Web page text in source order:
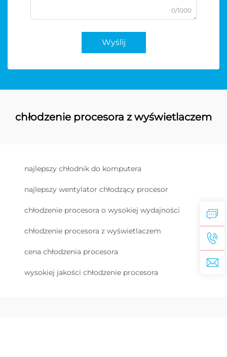
0/1000
Wyślij
chłodzenie procesora z wyświetlaczem
najlepszy chłodnik do komputera
najlepszy wentylator chłodzący procesor
chłodzenie procesora o wysokiej wydajności
chłodzenie procesora z wyświetlaczem
cena chłodzenia procesora
wysokiej jakości chłodzenie procesora